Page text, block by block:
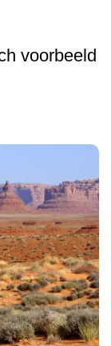
voorbeeld